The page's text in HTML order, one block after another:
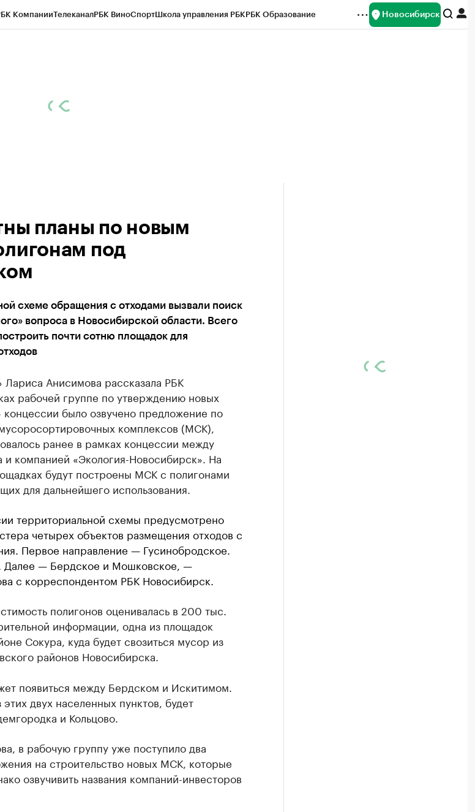
КомпанииТелеканалРБК ВиноСпортШкола управления РБКРБК Образование Новосибирск
планы по новым
под
схеме обращения с отходами вызвали поиск
вопроса в Новосибирской области. Всего
почти сотню площадок для
Лариса Анисимова рассказала РБК
рабочей группе по утверждению новых
было озвучено предложение по
комплексов (МСК),
ранее в рамках концессии между
и компанией «Экология-Новосибирск». На
будут построены МСК с полигонами
для дальнейшего использования.
территориальной схемы предусмотрено
четырех объектов размещения отходов с
Первое направление — Гусинобродское.
Далее — Бердское и Мошковское, —
с корреспондентом РБК Новосибирск.
полигонов оценивалась в 200 тыс.
информации, одна из площадок
Сокура, куда будет свозиться мусор из
районов Новосибирска.
появиться между Бердском и Искитимом.
двух населенных пунктов, будет
и Кольцово.
в рабочую группу уже поступило два
на строительство новых МСК, которые
озвучивить названия компаний-инвесторов